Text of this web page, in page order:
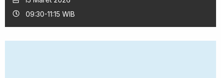
09:30-11:15 WIB